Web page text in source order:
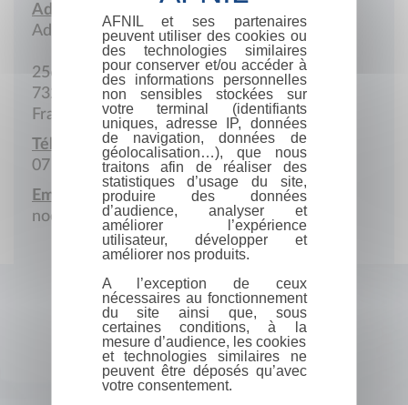
Adresse :
Adresse postale
256 Rue Pierre et Marie Curie
73290 La Motte-Servolex
France
Téléphone portable :
07 83 54 32 54
Email :
noemaeditions@gmail.com
AFNIL et ses partenaires
peuvent utiliser des cookies ou
des technologies similaires
pour conserver et/ou accéder à
des informations personnelles
non sensibles stockées sur
votre terminal (identifiants
uniques, adresse IP, données
de navigation, données de
géolocalisation…), que nous
traitons afin de réaliser des
statistiques d’usage du site,
produire des données
d’audience, analyser et
améliorer l’expérience
utilisateur, développer et
améliorer nos produits.
A l’exception de ceux
nécessaires au fonctionnement
du site ainsi que, sous
certaines conditions, à la
mesure d’audience, les cookies
et technologies similaires ne
peuvent être déposés qu’avec
votre consentement.